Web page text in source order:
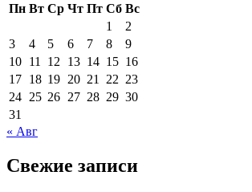
Пн Вт Ср Чт Пт Сб Вс
1
2
3
4 5 6 7 8
9
10 11 12 13 14 15 16
17 18 19 20 21 22 23
24 25 26 27 28 29 30
31
« Авг
Свежие записи